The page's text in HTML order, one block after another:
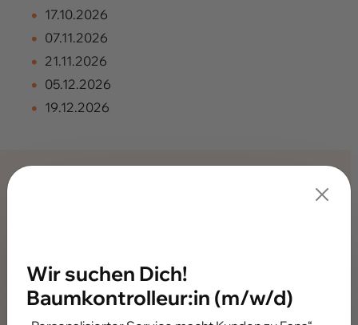
17.10.2026
07.11.2026
21.11.2026
05.12.2026
19.12.2026
Wir suchen Dich!
Baumkontrolleur:in (m/w/d)